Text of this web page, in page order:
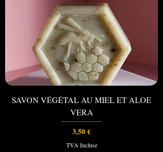
SAVON VÉGÉTAL AU MIEL ET ALOE
VERA
Prix
3,50 €
TVA Incluse